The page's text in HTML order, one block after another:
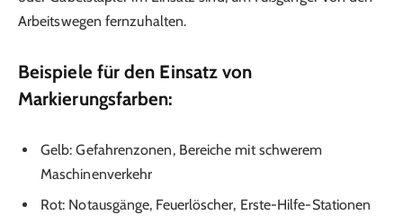
Arbeitswegen fernzuhalten.
Beispiele für den Einsatz von
Markierungsfarben:
Gelb: Gefahrenzonen, Bereiche mit schwerem
Maschinenverkehr
Rot: Notausgänge, Feuerlöscher, Erste-Hilfe-Stationen